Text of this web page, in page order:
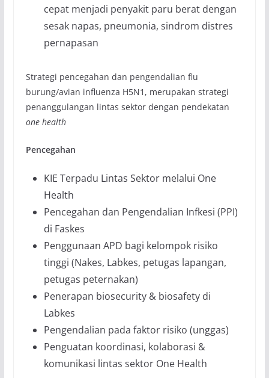
cepat menjadi penyakit paru berat dengan
sesak napas, pneumonia, sindrom distres
pernapasan
Strategi pencegahan dan pengendalian flu
burung/avian influenza H5N1, merupakan strategi
penanggulangan lintas sektor dengan pendekatan
one health
Pencegahan
KIE Terpadu Lintas Sektor melalui One
Health
Pencegahan dan Pengendalian Infkesi (PPI)
di Faskes
Penggunaan APD bagi kelompok risiko
tinggi (Nakes, Labkes, petugas lapangan,
petugas peternakan)
Penerapan biosecurity & biosafety di
Labkes
Pengendalian pada faktor risiko (unggas)
Penguatan koordinasi, kolaborasi &
komunikasi lintas sektor One Health